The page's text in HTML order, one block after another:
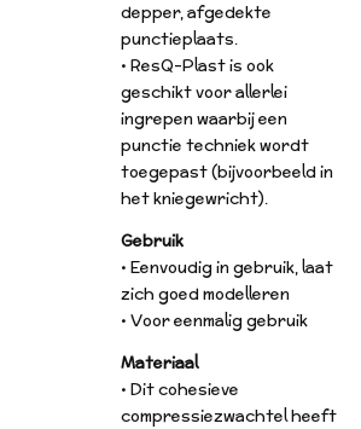
depper, afgedekte
punctieplaats.
• ResQ-Plast is ook
geschikt voor allerlei
ingrepen waarbij een
punctie techniek wordt
toegepast (bijvoorbeeld in
het kniegewricht).
Gebruik
• Eenvoudig in gebruik, laat
zich goed modelleren
• Voor eenmalig gebruik
Materiaal
• Dit cohesieve
compressiezwachtel heeft